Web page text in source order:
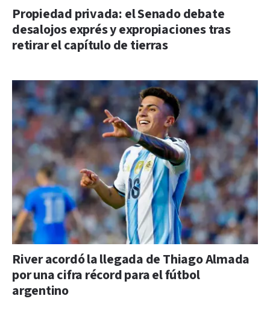
Propiedad privada: el Senado debate
desalojos exprés y expropiaciones tras
retirar el capítulo de tierras
River acordó la llegada de Thiago Almada
por una cifra récord para el fútbol
argentino